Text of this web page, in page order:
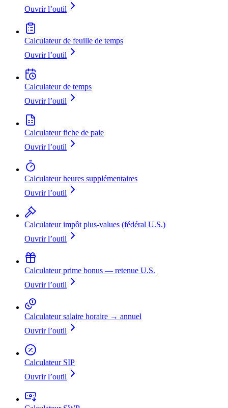
Ouvrir l’outil
Calculateur de feuille de temps
Ouvrir l’outil
Calculateur de temps
Ouvrir l’outil
Calculateur fiche de paie
Ouvrir l’outil
Calculateur heures supplémentaires
Ouvrir l’outil
Calculateur impôt plus-values (fédéral U.S.)
Ouvrir l’outil
Calculateur prime bonus — retenue U.S.
Ouvrir l’outil
Calculateur salaire horaire → annuel
Ouvrir l’outil
Calculateur SIP
Ouvrir l’outil